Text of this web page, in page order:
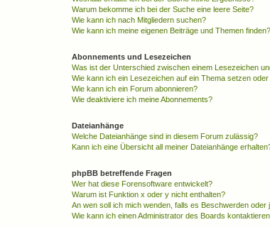
Warum bekomme ich bei der Suche eine leere Seite?
Wie kann ich nach Mitgliedern suchen?
Wie kann ich meine eigenen Beiträge und Themen finden?
Abonnements und Lesezeichen
Was ist der Unterschied zwischen einem Lesezeichen
Wie kann ich ein Lesezeichen auf ein Thema setzen
Wie kann ich ein Forum abonnieren?
Wie deaktiviere ich meine Abonnements?
Dateianhänge
Welche Dateianhänge sind in diesem Forum zulässig?
Kann ich eine Übersicht all meiner Dateianhänge
phpBB betreffende Fragen
Wer hat diese Forensoftware entwickelt?
Warum ist Funktion x oder y nicht enthalten?
An wen soll ich mich wenden, falls es Beschwerden
Wie kann ich einen Administrator des Boards